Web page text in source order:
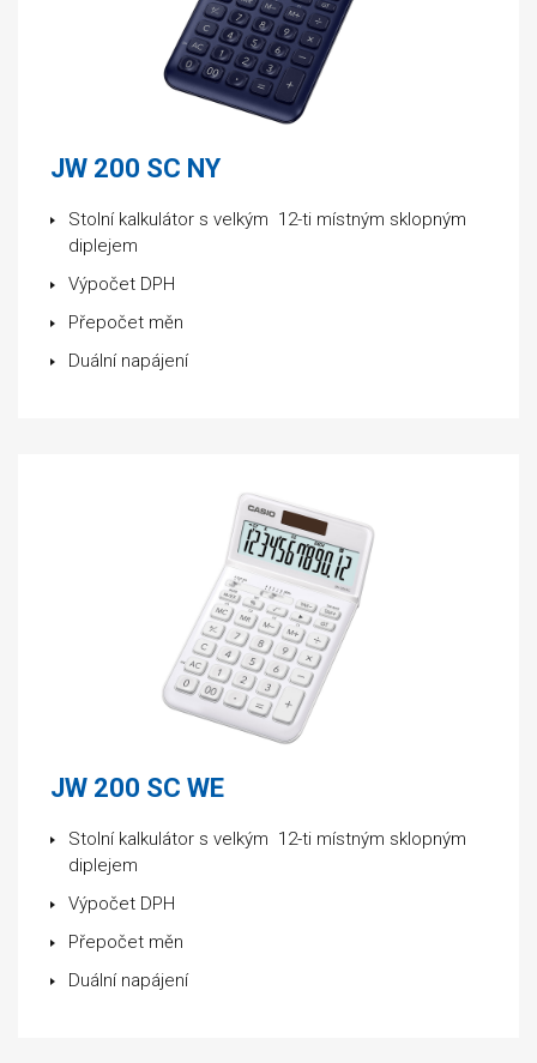
JW 200 SC NY
Stolní kalkulátor s velkým 12-ti místným sklopným
diplejem
Výpočet DPH
Přepočet měn
Duální napájení
JW 200 SC WE
Stolní kalkulátor s velkým 12-ti místným sklopným
diplejem
Výpočet DPH
Přepočet měn
Duální napájení